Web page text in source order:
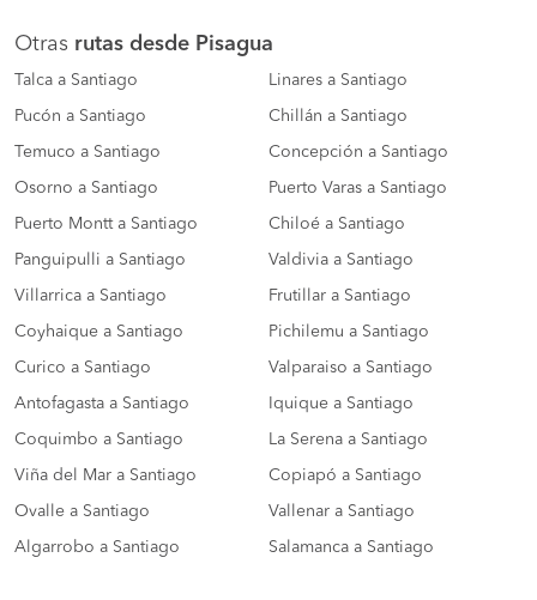
Otras rutas desde Pisagua
Talca a Santiago Linares a Santiago
Pucón a Santiago Chillán a Santiago
Temuco a Santiago Concepción a Santiago
Osorno a Santiago Puerto Varas a Santiago
Puerto Montt a Santiago Chiloé a Santiago
Panguipulli a Santiago Valdivia a Santiago
Villarrica a Santiago Frutillar a Santiago
Coyhaique a Santiago Pichilemu a Santiago
Curico a Santiago Valparaiso a Santiago
Antofagasta a Santiago Iquique a Santiago
Coquimbo a Santiago La Serena a Santiago
Viña del Mar a Santiago Copiapó a Santiago
Ovalle a Santiago Vallenar a Santiago
Algarrobo a Santiago Salamanca a Santiago